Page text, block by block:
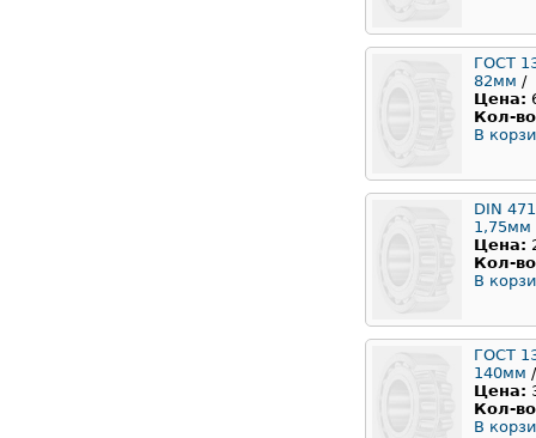
ГОСТ
82мм /
Цена:
Кол-
В
DIN
1,75мм
Цена:
Кол-
В
ГОСТ
140мм /
Цена:
Кол-
В